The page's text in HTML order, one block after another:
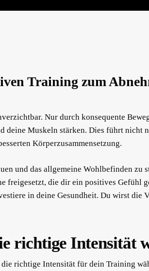
Training zum
Nur durch konsequente
deine Muskeln stärken. Dies führt nicht
Körperzusammensetzung.
und das allgemeine Wohlbefinden zu
freigesetzt, die dir ein positives Gefühl
in deine Gesundheit. Du wirst die
richtige Intensität
richtige Intensität für dein Training